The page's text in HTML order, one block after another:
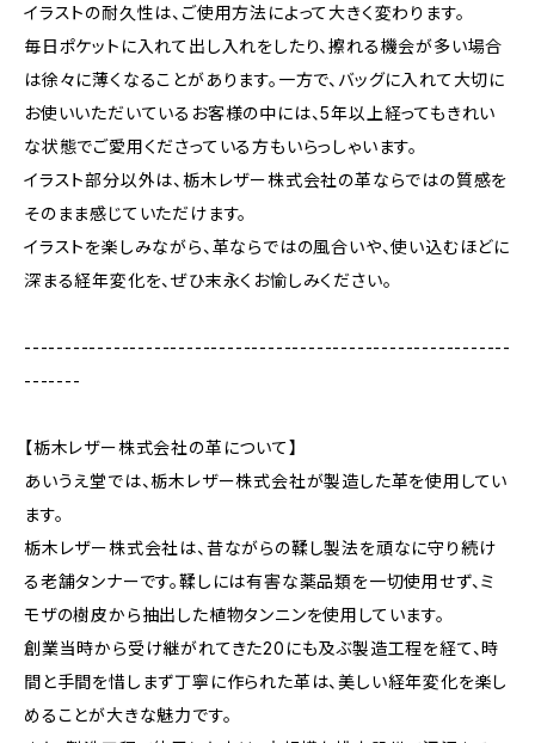
イラストの耐久性は、ご使用方法によって大きく変わります。
毎日ポケットに入れて出し入れをしたり、擦れる機会が多い場合
は徐々に薄くなることがあります。一方で、バッグに入れて大切に
お使いいただいているお客様の中には、5年以上経ってもきれい
な状態でご愛用くださっている方もいらっしゃいます。
イラスト部分以外は、栃木レザー株式会社の革ならではの質感を
そのまま感じていただけます。
イラストを楽しみながら、革ならではの風合いや、使い込むほどに
深まる経年変化を、ぜひ末永くお愉しみください。
------------------------------------------------------------
-------
【栃木レザー株式会社の革について】
あいうえ堂では、栃木レザー株式会社が製造した革を使用してい
ます。
栃木レザー株式会社は、昔ながらの鞣し製法を頑なに守り続け
る老舗タンナーです。鞣しには有害な薬品類を一切使用せず、ミ
モザの樹皮から抽出した植物タンニンを使用しています。
創業当時から受け継がれてきた20にも及ぶ製造工程を経て、時
間と手間を惜しまず丁寧に作られた革は、美しい経年変化を楽し
めることが大きな魅力です。